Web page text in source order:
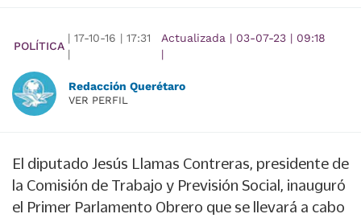
POLÍTICA
| 17-10-16 | 17:31
|
Actualizada | 03-07-23 | 09:18
|
Redacción Querétaro
VER PERFIL
El diputado Jesús Llamas Contreras, presidente de
la Comisión de Trabajo y Previsión Social, inauguró
el Primer Parlamento Obrero que se llevará a cabo